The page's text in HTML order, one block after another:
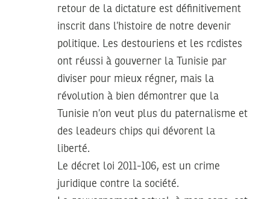
retour de la dictature est définitivement
inscrit dans l’histoire de notre devenir
politique. Les destouriens et les rcdistes
ont réussi à gouverner la Tunisie par
diviser pour mieux régner, mais la
révolution à bien démontrer que la
Tunisie n’on veut plus du paternalisme et
des leadeurs chips qui dévorent la
liberté.
Le décret loi 2011-106, est un crime
juridique contre la société.